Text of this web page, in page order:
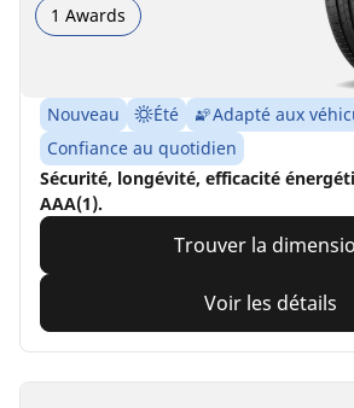
1 Awards
Nouveau Été
Adapté aux
Confiance au quotidien
Sécurité, longévité, efficacité
AAA(1).
Trouver la
Voir les détails